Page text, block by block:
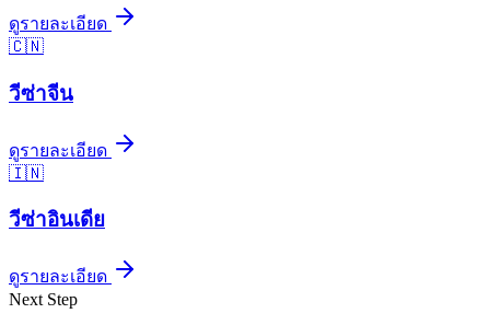
ดูรายละเอียด
🇨🇳
วีซ่าจีน
ดูรายละเอียด
🇮🇳
วีซ่าอินเดีย
ดูรายละเอียด
Next Step